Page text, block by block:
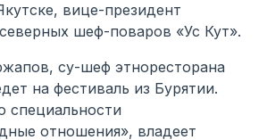
вице-президент
шеф-поваров «Ус Кут».
су-шеф этноресторана
на фестиваль из Бурятии.
специальности
отношения», владеет